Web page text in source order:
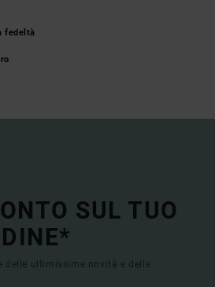
fedeltà
SUL TUO
delle ultimissime novità e delle